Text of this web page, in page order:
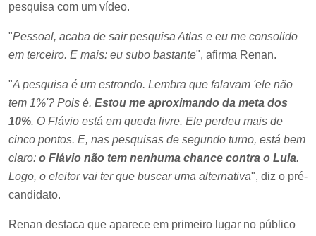
pesquisa com um vídeo.
"Pessoal, acaba de sair pesquisa Atlas e eu me consolido
em terceiro. E mais: eu subo bastante", afirma Renan.
"A pesquisa é um estrondo. Lembra que falavam 'ele não
tem 1%'? Pois é. Estou me aproximando da meta dos
10%. O Flávio está em queda livre. Ele perdeu mais de
cinco pontos. E, nas pesquisas de segundo turno, está bem
claro: o Flávio não tem nenhuma chance contra o Lula.
Logo, o eleitor vai ter que buscar uma alternativa", diz o pré-
candidato.
Renan destaca que aparece em primeiro lugar no público